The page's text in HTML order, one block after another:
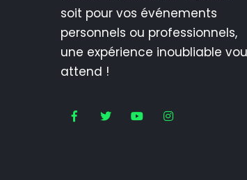
soit pour vos événements
personnels ou professionnels,
une expérience inoubliable
attend !